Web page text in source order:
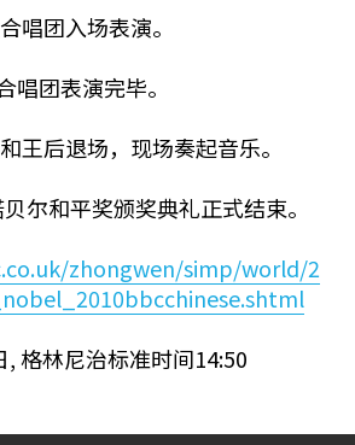
唱团入场表演。
唱团表演完毕。
王后退场，现场奏起音乐。
尔和平奖颁奖典礼正式结束。
zhongwen/simp/world/2
, 格林尼治标准时间14:50